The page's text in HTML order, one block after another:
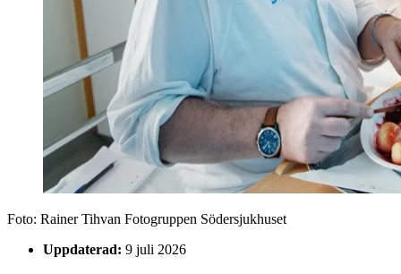
Foto: Rainer Tihvan Fotogruppen Södersjukhuset
Uppdaterad: 9 juli 2026